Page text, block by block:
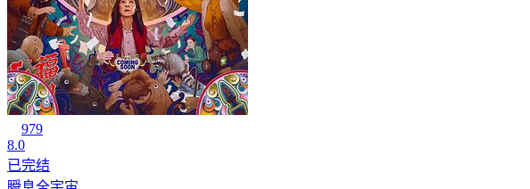
979
8.0
已完结